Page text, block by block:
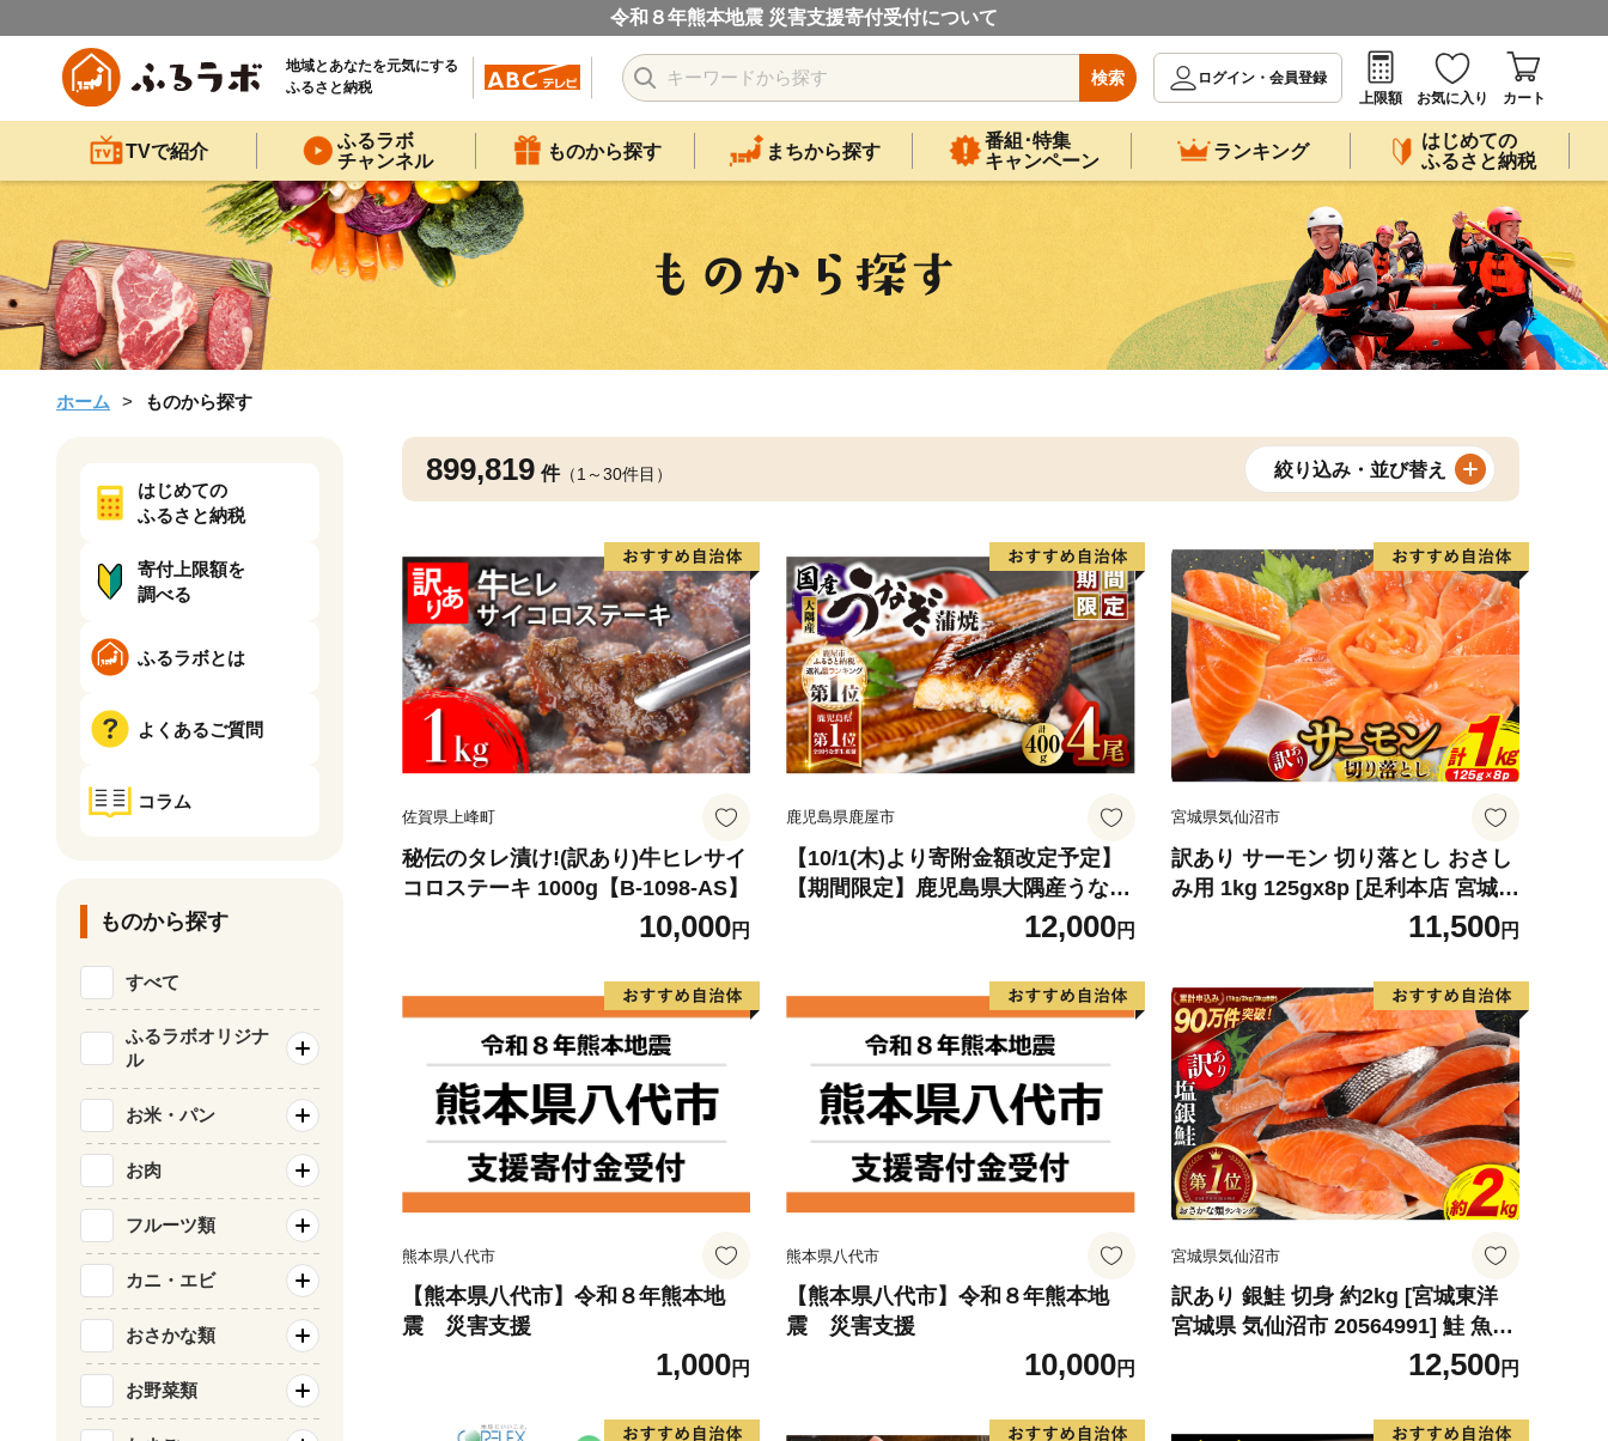
令和８年熊本地震 災害支援寄付受付について
地域とあなたを元気にする
ふるさと納税
検索
ログイン・会員登録
上限額
お気に入り カート
TVで紹介
ふるラボ
チャンネル
ものから探す まちから探す
番組･特集
キャンペーン
ランキング
はじめての
ふるさと納税
ホーム ものから探す
899,819 件（1～30件目） 絞り込み・並び替え
佐賀県上峰町
秘伝のタレ漬け!(訳あり)牛ヒレサイ
コロステーキ 1000g【B-1098-AS】
10,000円
鹿児島県鹿屋市
【10/1(木)より寄附金額改定予定】
【期間限定】鹿児島県大隅産うなぎ
蒲焼4尾（400g） KN007-023
12,000円
宮城県気仙沼市
訳あり サーモン 切り落とし おさし
み用 1kg 125gx8p [足利本店 宮城県
気仙沼市 20564313] 魚 魚介類 鮭 お
刺し身 刺し身 刺身 生 生食 個包装
チリ銀鮭 銀鮭 海鮮 海鮮丼 魚介
11,500円
熊本県八代市
【熊本県八代市】令和８年熊本地
震 災害支援
1,000円
熊本県八代市
【熊本県八代市】令和８年熊本地
震 災害支援
10,000円
宮城県気仙沼市
訳あり 銀鮭 切身 約2kg [宮城東洋
宮城県 気仙沼市 20564991] 鮭 魚介
類 海鮮 訳アリ 規格外 不揃い さけ
サケ 鮭切身 シャケ 切り身 冷凍 家
庭用 おかず 弁当 支援 サーモン 銀
12,500円
はじめての
ふるさと納税
寄付上限額を
調べる
ふるラボとは
よくあるご質問
コラム
ものから探す
すべて
ふるラボオリジナ
ル
お米・パン
お肉
フルーツ類
カニ・エビ
おさかな類
お野菜類